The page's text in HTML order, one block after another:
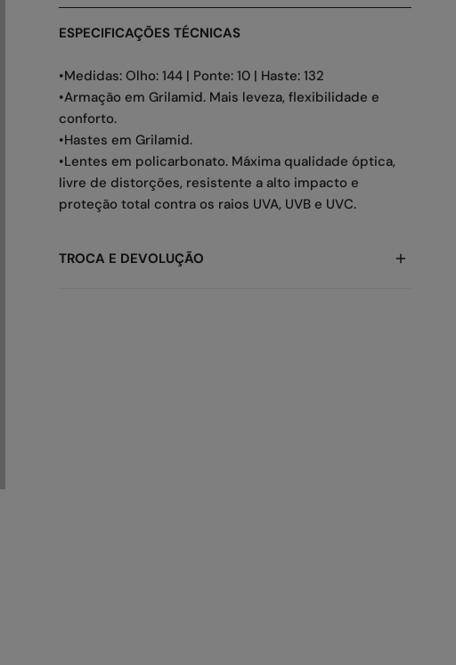
ESPECIFICAÇÕES TÉCNICAS
•Medidas: Olho: 144 | Ponte: 10 | Haste: 132
•Armação em Grilamid. Mais leveza, flexibilidade e
conforto.
•Hastes em Grilamid.
•Lentes em policarbonato. Máxima qualidade óptica,
livre de distorções, resistente a alto impacto e
proteção total contra os raios UVA, UVB e UVC.
TROCA E DEVOLUÇÃO